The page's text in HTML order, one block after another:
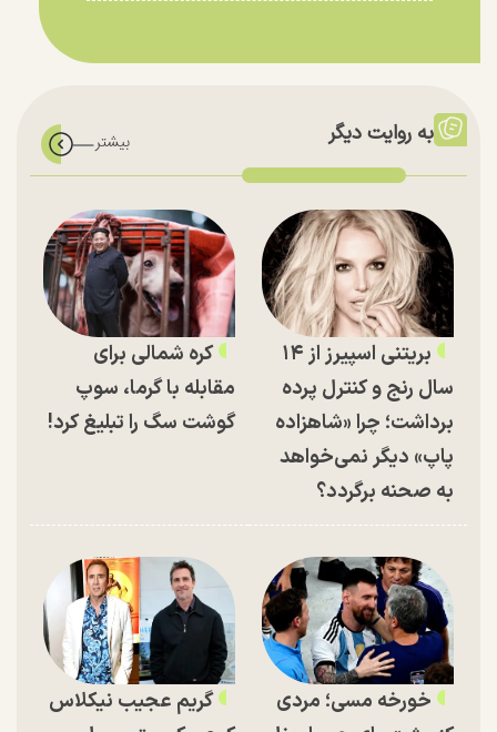
به روایت دیگر
بریتنی اسپیرز از ۱۴
سال رنج و کنترل پرده
برداشت؛ چرا «شاهزاده
پاپ» دیگر نمی‌خواهد
به صحنه برگردد؟
کره شمالی برای
مقابله با گرما، سوپ
گوشت سگ را تبلیغ کرد!
خورخه مسی؛ مردی
گریم عجیب نیکلاس